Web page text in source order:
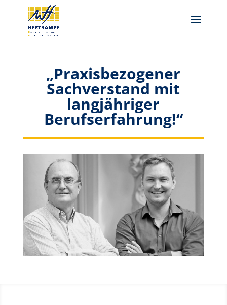
„Praxisbezogener
Sachverstand mit
langjähriger
Berufserfahrung!“